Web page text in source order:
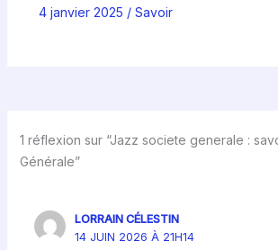
4 janvier 2025 / Savoir
1 réflexion sur “Jazz societe generale :
Générale”
LORRAIN CÉLESTIN
14 JUIN 2026 À 21H14